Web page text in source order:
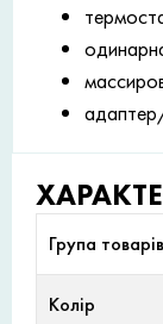
Група товарів
Колір